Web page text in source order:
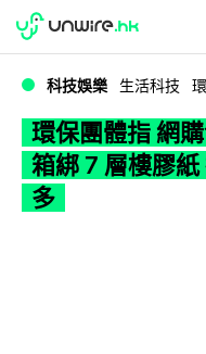
WWDC 2026
科技娛樂 生活科技
環保團體指 網
箱綁 7 層樓膠
多